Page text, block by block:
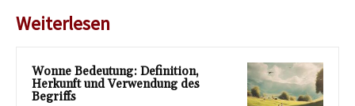
Weiterlesen
Wonne Bedeutung: Definition,
Herkunft und Verwendung des
Begriffs